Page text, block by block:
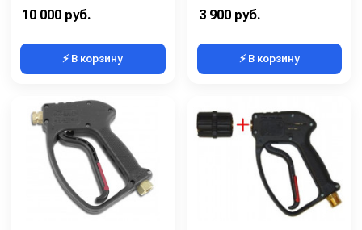
10 000 руб.
⚡ В корзину
3 900 руб.
⚡ В корзину